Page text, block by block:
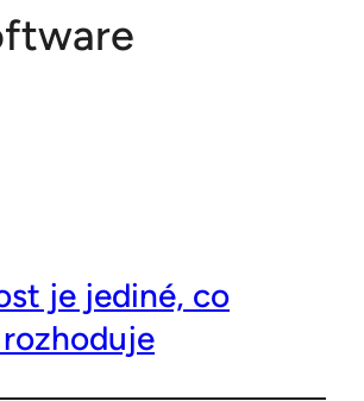
je jediné, co